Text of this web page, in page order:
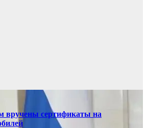
вручены сертификаты на